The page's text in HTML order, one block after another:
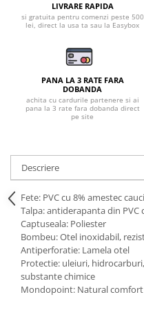
Pantaloni de lucru
Sorturi impermeabile
Pentru sudura
Jachete pentru sudura
Pantaloni de protectie
Pantaloni de lucru cu
Veste de lucru
Pentru femei
Bluze pentru femei
Fleece-uri
Halate
Jachete / Bluze salopeta
Pantaloni de lucru cu pieptar
LIVRARE RAPIDA
si gratuita pentru comenzi peste 500
lei, direct la usa ta sau la Easybox
PANA LA 3 RATE FARA
DOBANDA
achita cu cardurile partenere si ai
pana la 3 rate fara dobanda direct
pe site
Descriere
Fete: PVC cu 8% amestec
Talpa: antiderapanta din PVC
Captuseala: Poliester
Bombeu: Otel inoxidabil,
Antiperforatie: Lamela otel
Protectie: uleiuri,
substante chimice
Mondopoint: Natural comfort